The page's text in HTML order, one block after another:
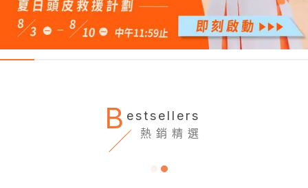
B estsellers
熱銷精選